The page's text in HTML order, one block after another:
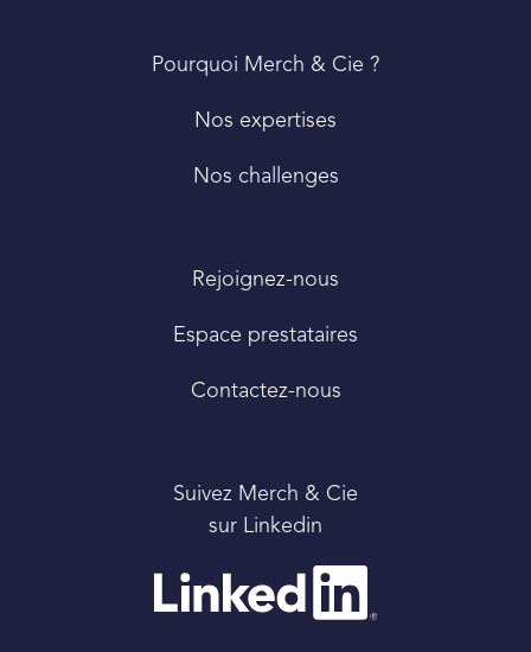
Pourquoi Merch & Cie ?
Nos expertises
Nos challenges
Rejoignez-nous
Espace prestataires
Contactez-nous
Suivez Merch & Cie
sur Linkedin